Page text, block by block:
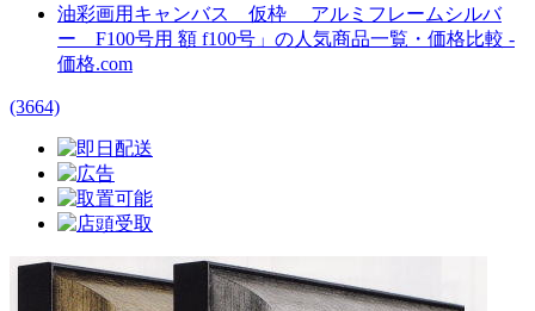
油彩画用キャンバス 仮枠 アルミフレームシルバ
ー F100号用 額 f100号」の人気商品一覧・価格比較 -
価格.com
(3664)